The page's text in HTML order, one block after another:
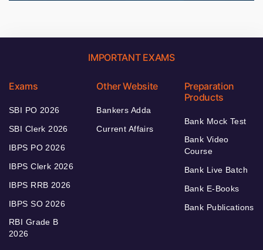
IMPORTANT EXAMS
Exams
SBI PO 2026
SBI Clerk 2026
IBPS PO 2026
IBPS Clerk 2026
IBPS RRB 2026
IBPS SO 2026
RBI Grade B
2026
Other Website
Bankers Adda
Current Affairs
Preparation
Products
Bank Mock Test
Bank Video
Course
Bank Live Batch
Bank E-Books
Bank Publications